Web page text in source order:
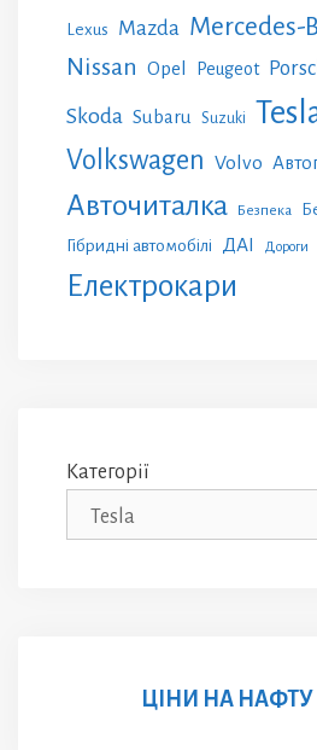
Lexus Mazda Mercedes-
Nissan Opel Peugeot
Skoda Subaru Suzuki
Volkswagen Volvo
Авточиталка Безпека
Гібридні автомобілі ДАІ Дороги
Електрокари
Категорії
ЦІНИ НА НАФТУ